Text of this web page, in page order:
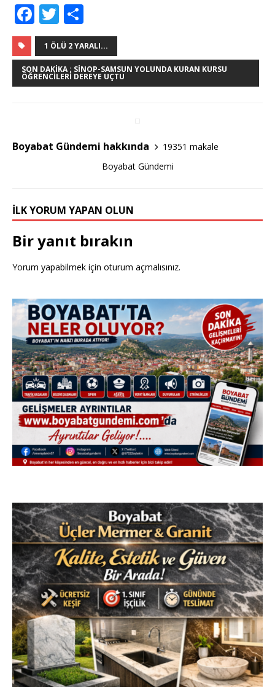
F
a
c
e
b
k
T
w
it
te
r
h
ar
e
1 ÖLÜ 2 YARALI...
SON DAKIKA ; SINOP-SAMSUN YOLUNDA KURAN KURSU
ÖĞRENCILERI DEREYE UÇTU
Boyabat Gündemi hakkında
19351 makale
Boyabat Gündemi
İLK YORUM YAPAN OLUN
Bir yanıt bırakın
Yorum yapabilmek için oturum açmalısınız.